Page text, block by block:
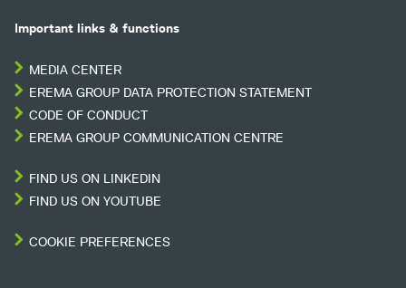
Important links & functions
MEDIA CENTER
EREMA GROUP DATA PROTECTION STATEMENT
CODE OF CONDUCT
EREMA GROUP COMMUNICATION CENTRE
FIND US ON LINKEDIN
FIND US ON YOUTUBE
COOKIE PREFERENCES